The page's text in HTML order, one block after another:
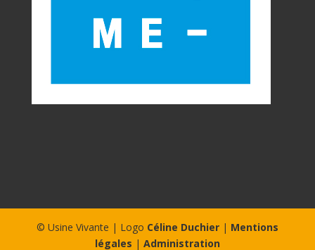
© Usine Vivante | Logo Céline Duchier| Mentions
légales | Administration